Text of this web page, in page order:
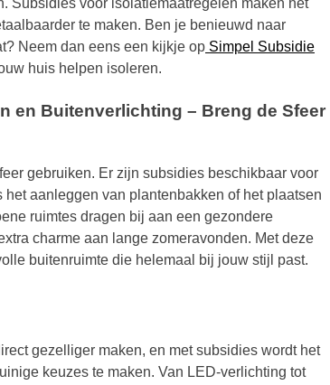
Subsidies voor isolatiemaatregelen maken het
te maken. Ben je benieuwd naar
Neem dan eens een kijkje op Simpel Subsidie
huis helpen isoleren.
en Buitenverlichting – Breng de Sfeer
gebruiken. Er zijn subsidies beschikbaar voor
aanleggen van plantenbakken of het plaatsen
ruimtes dragen bij aan een gezondere
charme aan lange zomeravonden. Met deze
buitenruimte die helemaal bij jouw stijl past.
gezelliger maken, en met subsidies wordt het
keuzes te maken. Van LED-verlichting tot